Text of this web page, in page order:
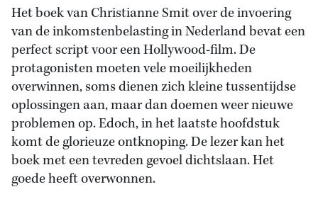
Het boek van Christianne Smit over de invoering
van de inkomstenbelasting in Nederland bevat een
perfect script voor een Hollywood-film. De
protagonisten moeten vele moeilijkheden
overwinnen, soms dienen zich kleine tussentijdse
oplossingen aan, maar dan doemen weer nieuwe
problemen op. Edoch, in het laatste hoofdstuk
komt de glorieuze ontknoping. De lezer kan het
boek met een tevreden gevoel dichtslaan. Het
goede heeft overwonnen.